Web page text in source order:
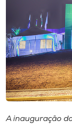
Rádio
Museu
Unoesc
A inauguração